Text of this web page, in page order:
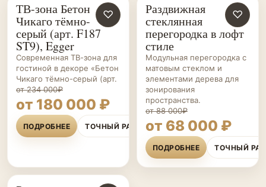
ГОСТИНЫЕ НА ЗАКАЗ
♡
ТВ-зона Бетон
Чикаго тёмно-
серый (арт. F187
ST9), Egger
Современная ТВ-зона для
гостиной в декоре «Бетон
Чикаго тёмно-серый (арт.
от 234 000₽
от 180 000 ₽
ПОДРОБНЕЕ ТОЧНЫЙ РАСЧЁТ
ПЕРЕГОРОДКИ НА ЗАКАЗ
♡
Раздвижная
стеклянная
перегородка в лофт
стиле
Модульная перегородка с
матовым стеклом и
элементами дерева для
зонирования
пространства.
от 88 000₽
от 68 000 ₽
ПОДРОБНЕЕ ТОЧНЫЙ